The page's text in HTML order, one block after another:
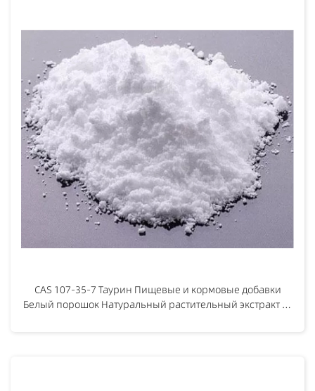
CAS 107-35-7 Таурин Пищевые и кормовые добавки
Белый порошок Натуральный растительный экстракт 2-